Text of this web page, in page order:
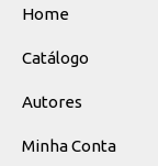
Home
Catálogo
Autores
Minha Conta